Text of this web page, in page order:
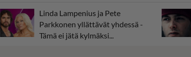
Linda Lampenius ja Pete
Parkkonen yllättävät yhdessä -
Tämä ei jätä kylmäksi...